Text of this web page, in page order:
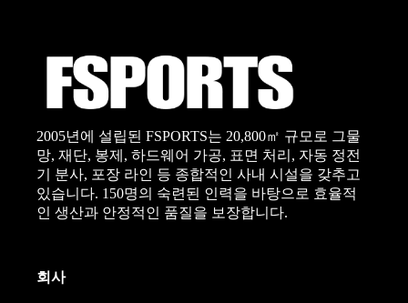
2005년에 설립된 FSPORTS는 20,800㎡ 규모로 그물
망, 재단, 봉제, 하드웨어 가공, 표면 처리, 자동 정전
기 분사, 포장 라인 등 종합적인 사내 시설을 갖추고
있습니다. 150명의 숙련된 인력을 바탕으로 효율적
인 생산과 안정적인 품질을 보장합니다.
회사